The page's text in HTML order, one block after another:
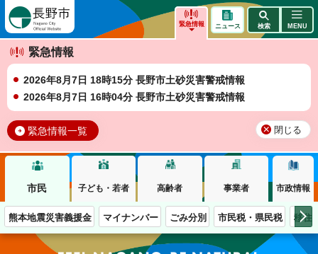
緊急情報
緊急情報
2026年8月7日 18時15分 長野市土砂災害警戒情報
2026年8月7日 16時04分 長野市土砂災害警戒情報
緊急情報一覧 閉じる
ニュース 検索 MENU
市民 子ども・若者 高齢者 事業者 市政情報
熊本地震災害義援金 マイナンバー ごみ分別 市民税・県民税 移住
この街で、わたしらしく生きる。長野市